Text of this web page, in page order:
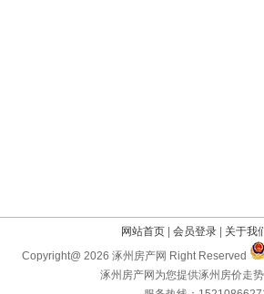
网站首页 会员登录
关于我
Copyright@ 2026 涿州房产网 Right Reserved
涿州房产网为您提供涿州房价走